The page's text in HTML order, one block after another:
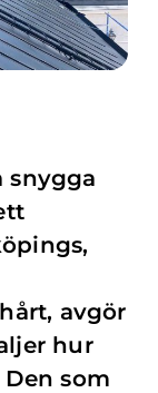
snygga
avgör
hur
som